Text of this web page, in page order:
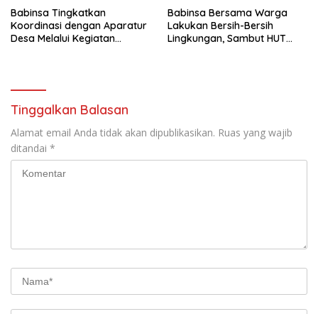
Babinsa Tingkatkan
Koordinasi dengan Aparatur
Desa Melalui Kegiatan
Babinsa Bersama Warga
Lakukan Bersih-Bersih
Lingkungan, Sambut HUT
Tinggalkan Balasan
Alamat email Anda tidak akan dipublikasikan. Ruas yang wajib
ditandai *